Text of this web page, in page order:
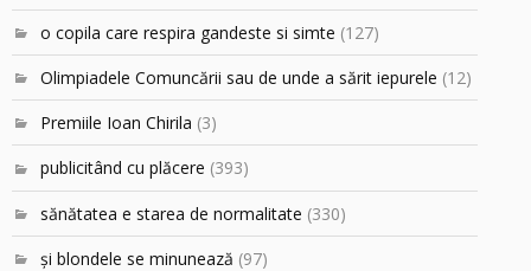
o copila care respira gandeste si simte (127)
Olimpiadele Comuncării sau de unde a sărit iepurele (12)
Premiile Ioan Chirila (3)
publicitând cu plăcere (393)
sănătatea e starea de normalitate (330)
şi blondele se minunează (97)